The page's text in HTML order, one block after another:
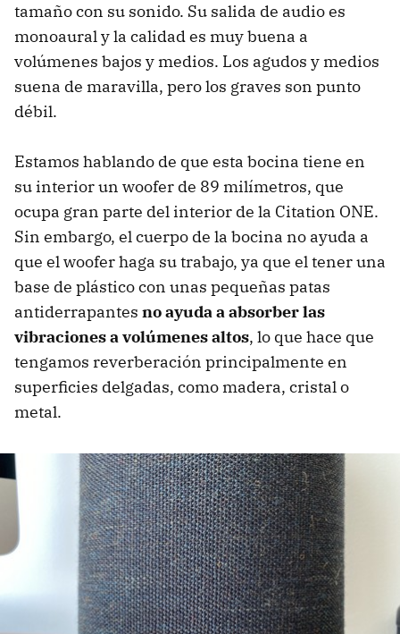
tamaño con su sonido. Su salida de audio es
monoaural y la calidad es muy buena a
volúmenes bajos y medios. Los agudos y medios
suena de maravilla, pero los graves son punto
débil.
Estamos hablando de que esta bocina tiene en
su interior un woofer de 89 milímetros, que
ocupa gran parte del interior de la Citation ONE.
Sin embargo, el cuerpo de la bocina no ayuda a
que el woofer haga su trabajo, ya que el tener una
base de plástico con unas pequeñas patas
antiderrapantes no ayuda a absorber las
vibraciones a volúmenes altos, lo que hace que
tengamos reverberación principalmente en
superficies delgadas, como madera, cristal o
metal.